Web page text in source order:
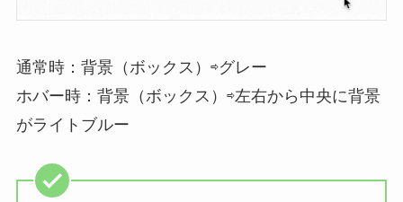
通常時：背景（ボックス）⇨グレー
ホバー時：背景（ボックス）⇨左右から中央に背景
がライトブルー